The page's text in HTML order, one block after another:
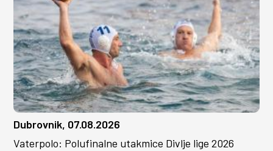
Dubrovnik, 07.08.2026
Vaterpolo: Polufinalne utakmice Divlje lige 2026